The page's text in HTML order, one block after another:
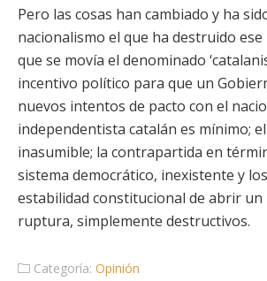
Pero las cosas han cambiado y ha
nacionalismo el que ha destruido
que se movía el denominado
incentivo político para que un
nuevos intentos de pacto con el
independentista catalán es mínimo;
inasumible; la contrapartida en
sistema democrático, inexistente y
estabilidad constitucional de abrir
ruptura, simplemente destructivos.
Categoría: Opinión